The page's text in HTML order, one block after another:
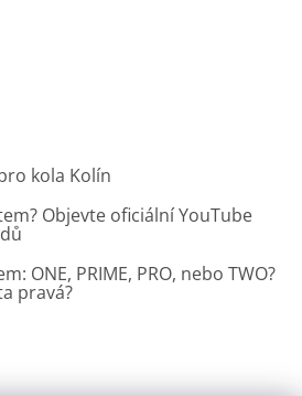
kola Kolín
Objevte oficiální YouTube
ONE, PRIME, PRO, nebo TWO?
pravá?